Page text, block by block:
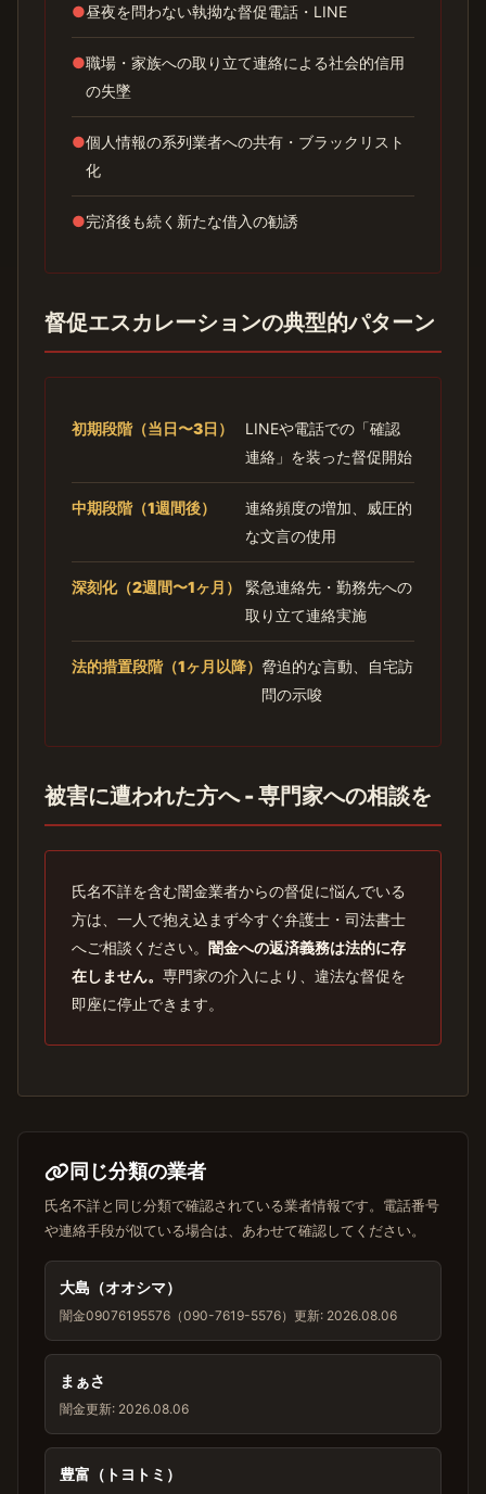
●昼夜を問わない執拗な督促電話・LINE
●職場・家族への取り立て連絡による社会的信用
の失墜
●個人情報の系列業者への共有・ブラックリスト
化
●完済後も続く新たな借入の勧誘
督促エスカレーションの典型的パターン
初期段階（当日〜3日）
LINEや電話での「確認
連絡」を装った督促開始
中期段階（1週間後）
連絡頻度の増加、威圧的
な文言の使用
深刻化（2週間〜1ヶ月）
緊急連絡先・勤務先への
取り立て連絡実施
法的措置段階（1ヶ月以降） 脅迫的な言動、自宅訪
問の示唆
被害に遭われた方へ - 専門家への相談を
氏名不詳を含む闇金業者からの督促に悩んでいる
方は、一人で抱え込まず今すぐ弁護士・司法書士
へご相談ください。 闇金への返済義務は法的に存
在しません。 専門家の介入により、違法な督促を
即座に停止できます。
同じ分類の業者
氏名不詳と同じ分類で確認されている業者情報です。電話番号
や連絡手段が似ている場合は、あわせて確認してください。
大島（オオシマ）
闇金09076195576（090-7619-5576） 更新: 2026.08.06
まぁさ
闇金更新: 2026.08.06
豊富（トヨトミ）